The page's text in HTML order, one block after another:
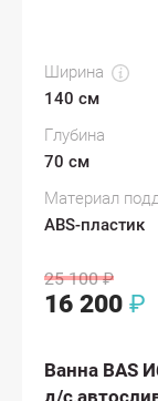
Ширина
140 см
Глубина
70 см
Материал
ABS-пластик
25 100 ₽
16 200 ₽
Ванна BAS
д/